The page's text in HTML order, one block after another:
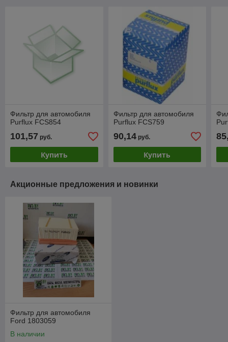
Фильтр для автомобиля
Purflux FCS854
101,57 руб.
Купить
Фильтр для автомобиля
Purflux FCS759
90,14руб.
Купить
Акционные предложения и новинки
Фильтр для автомобиля
Ford 1803059
В наличии